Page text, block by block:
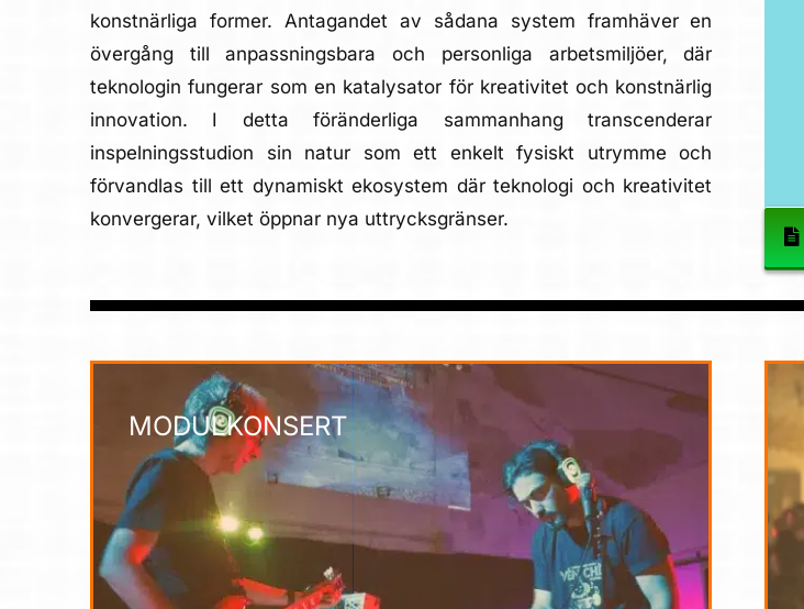
konstnärliga former. Antagandet av sådana system framhäver en
övergång till anpassningsbara och personliga arbetsmiljöer, där
teknologin fungerar som en katalysator för kreativitet och konstnärlig
innovation. I detta föränderliga sammanhang transcenderar
inspelningsstudion sin natur som ett enkelt fysiskt utrymme och
förvandlas till ett dynamiskt ekosystem där teknologi och kreativitet
konvergerar, vilket öppnar nya uttrycksgränser.
MODULKONSERT